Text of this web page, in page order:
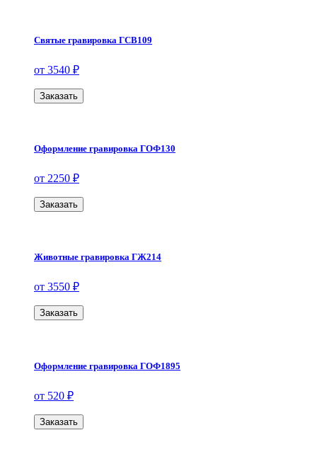
Святые гравировка ГСВ109
от 3540 ₽
Заказать
Оформление гравировка ГОФ130
от 2250 ₽
Заказать
Животные гравировка ГЖ214
от 3550 ₽
Заказать
Оформление гравировка ГОФ1895
от 520 ₽
Заказать